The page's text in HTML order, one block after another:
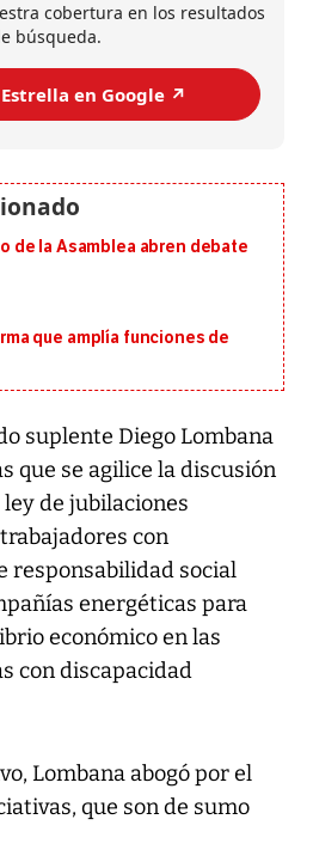
cobertura en los resultados
búsqueda.
en Google ↗️
de la Asamblea abren debate
que amplía funciones de
suplente Diego Lombana
que se agilice la discusión
de jubilaciones
con
responsabilidad social
energéticas para
económico en las
con discapacidad
Lombana abogó por el
que son de sumo